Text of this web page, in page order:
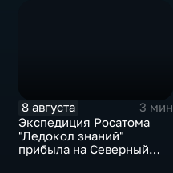
8 августа
3 мин
Экспедиция Росатома
"Ледокол знаний"
прибыла на Северный